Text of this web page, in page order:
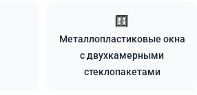
Металлопластиковые окна
с двухкамерными
стеклопакетами